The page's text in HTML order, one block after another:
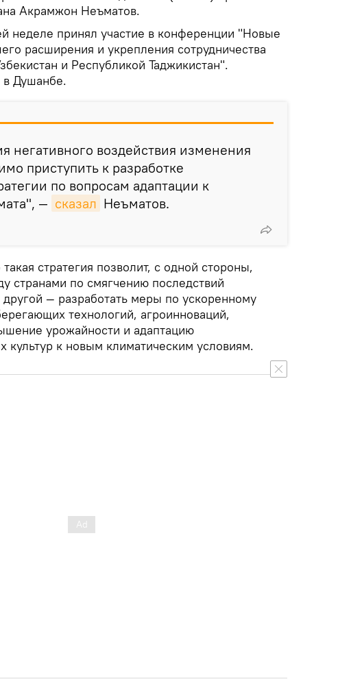
Акрамжон Неъматов.
неделе принял участие в конференции "Новые
расширения и укрепления сотрудничества
и Республикой Таджикистан".
Душанбе.
негативного воздействия изменения
приступить к разработке
по вопросам адаптации к
— сказал Неъматов.
стратегия позволит, с одной стороны,
странами по смягчению последствий
— разработать меры по ускоренному
технологий, агроинноваций,
урожайности и адаптацию
культур к новым климатическим условиям.